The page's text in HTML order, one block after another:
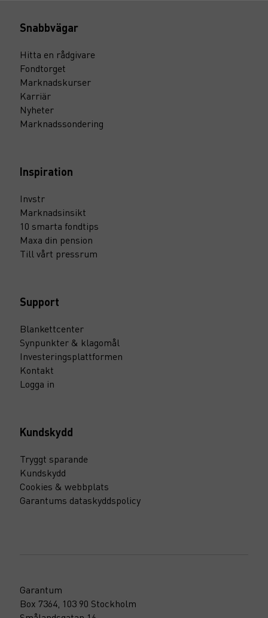
Snabbvägar
Hitta en rådgivare
Fondtorget
Marknadskurser
Karriär
Nyheter
Marknadssondering
Inspiration
Invstr
Marknadsinsikt
10 smarta fondtips
Maxa din pension
Till vårt pressrum
Support
Blankettcenter
Synpunkter & klagomål
Investeringsplattformen
Kontakt
Logga in
Kundskydd
Tryggt sparande
Kundskydd
Cookies & webbplats
Garantums dataskyddspolicy
Garantum
Box 7364, 103 90 Stockholm